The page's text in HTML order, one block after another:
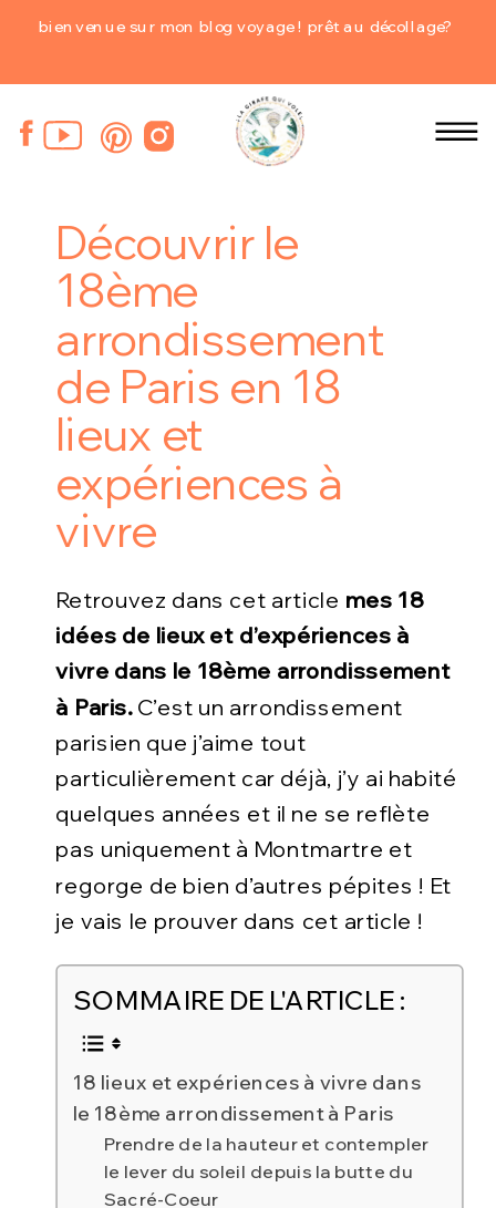
bienvenue sur mon blog voyage ! prêt au décollage?
Découvrir le
18ème
arrondissement
de Paris en 18
lieux et
expériences à
vivre
Retrouvez dans cet article mes 18
idées de lieux et d’expériences à
vivre dans le 18ème arrondissement
à Paris.C’est un arrondissement
parisien que j’aime tout
particulièrement car déjà, j’y ai habité
quelques années et il ne se reflète
pas uniquement à Montmartre et
regorge de bien d’autres pépites ! Et
je vais le prouver dans cet article !
SOMMAIRE DE L'ARTICLE :
18 lieux et expériences à vivre dans
le 18ème arrondissement à Paris
Prendre de la hauteur et contempler
le lever du soleil depuis la butte du
Sacré-Coeur